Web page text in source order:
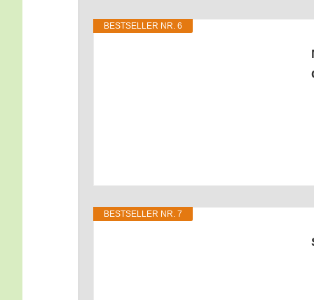
BEST­SEL­LER NR. 6
BEST­SEL­LER NR. 7